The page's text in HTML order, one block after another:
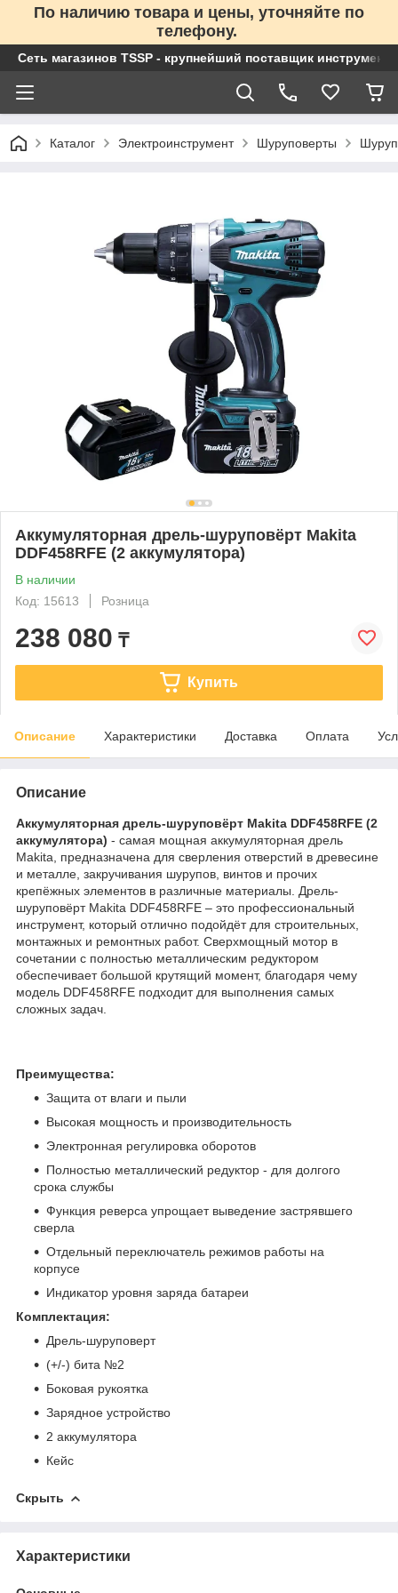
По наличию товара и цены, уточняйте по
телефону.
Сеть магазинов TSSP - крупнейший поставщик
Каталог Электроинструмент Шуруповерты
Аккумуляторная дрель-шуруповёрт Makita
DDF458RFE (2 аккумулятора)
В наличии
Код: 15613
Розница
238 080 ₸
Купить
Описание Характеристики Доставка Оплата
Описание
Аккумуляторная дрель-шуруповёрт Makita DDF458RFE (2
аккумулятора) - самая мощная аккумуляторная дрель
Makita, предназначена для сверления отверстий в древесине
и металле, закручивания шурупов, винтов и прочих
крепёжных элементов в различные материалы. Дрель-
шуруповёрт Makita DDF458RFE – это профессиональный
инструмент, который отлично подойдёт для строительных,
монтажных и ремонтных работ. Сверхмощный мотор в
сочетании с полностью металлическим редуктором
обеспечивает большой крутящий момент, благодаря чему
модель DDF458RFE подходит для выполнения самых
сложных задач.
Преимущества:
Защита от влаги и пыли
Высокая мощность и производительность
Электронная регулировка оборотов
Полностью металлический редуктор - для долгого
срока службы
Функция реверса упрощает выведение застрявшего
сверла
Отдельный переключатель режимов работы на
корпусе
Индикатор уровня заряда батареи
Комплектация:
Дрель-шуруповерт
(+/-) бита №2
Боковая рукоятка
Зарядное устройство
2 аккумулятора
Кейс
Скрыть
Характеристики